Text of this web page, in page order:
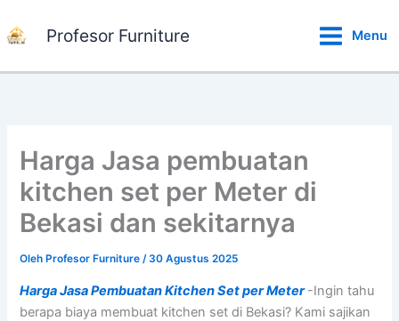
ke
Profesor Furniture Menu
Harga Jasa pembuatan
kitchen set per Meter di
Bekasi dan sekitarnya
Oleh Profesor Furniture/30 Agustus 2025
Harga Jasa Pembuatan Kitchen Set per Meter-Ingin tahu
berapa biaya membuat kitchen set di Bekasi? Kami sajikan